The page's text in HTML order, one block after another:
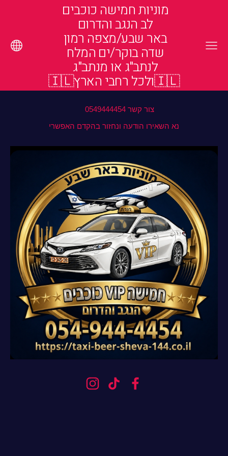
מוניות חמישה כוכבים
לב הנגב והדרום
באר שבע/מצפה רמון
שדה בוקר/ים המלח
לנתב"ג או מנתב"ג
🇮🇱ולכל רחבי הארץ🇮🇱
צור קשר 0549444454
נא השאירו הודעה ונחזור בהקדם האפשרי